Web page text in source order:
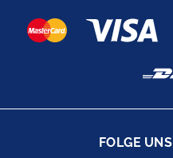
FOLGE UNS